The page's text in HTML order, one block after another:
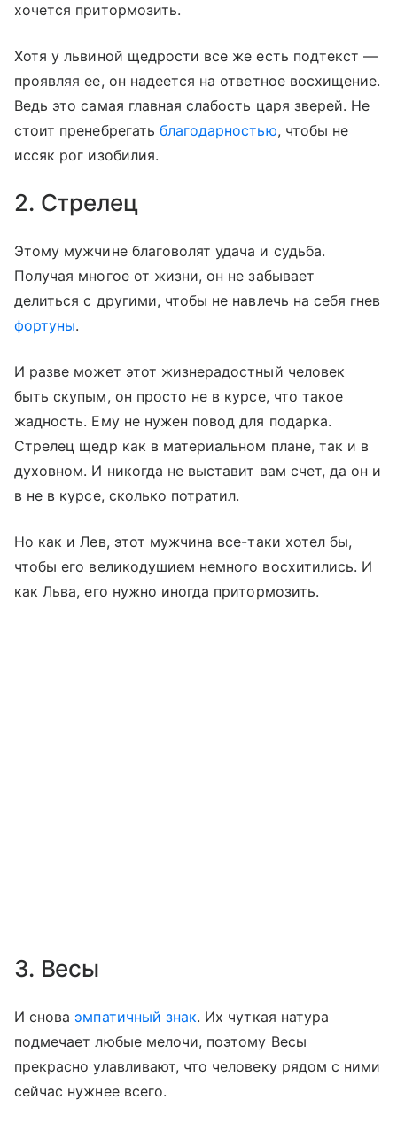
хочется притормозить.
Хотя у львиной щедрости все же есть подтекст —
проявляя ее, он надеется на ответное восхищение.
Ведь это самая главная слабость царя зверей. Не
стоит пренебрегать благодарностью, чтобы не
иссяк рог изобилия.
2. Стрелец
Этому мужчине благоволят удача и судьба.
Получая многое от жизни, он не забывает
делиться с другими, чтобы не навлечь на себя гнев
фортуны.
И разве может этот жизнерадостный человек
быть скупым, он просто не в курсе, что такое
жадность. Ему не нужен повод для подарка.
Стрелец щедр как в материальном плане, так и в
духовном. И никогда не выставит вам счет, да он и
в не в курсе, сколько потратил.
Но как и Лев, этот мужчина все-таки хотел бы,
чтобы его великодушием немного восхитились. И
как Льва, его нужно иногда притормозить.
3. Весы
И снова эмпатичный знак. Их чуткая натура
подмечает любые мелочи, поэтому Весы
прекрасно улавливают, что человеку рядом с ними
сейчас нужнее всего.